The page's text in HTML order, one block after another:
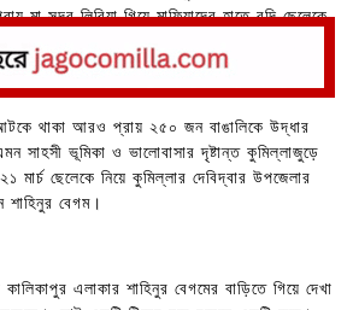
মা সুদূর লিবিয়া গিয়ে মাফিয়াদের হাতে বন্দি ছেলেকে
আটকে থাকা আরও প্রায় ২৫০ জন বাঙালিকে উদ্ধার
সাহসী ভূমিকা ও ভালোবাসার দৃষ্টান্ত কুমিল্লাজুড়ে
মার্চ ছেলেকে নিয়ে কুমিল্লার দেবিদ্বার উপজেলার
শাহিনুর বেগম।
এলাকার শাহিনুর বেগমের বাড়িতে গিয়ে দেখা